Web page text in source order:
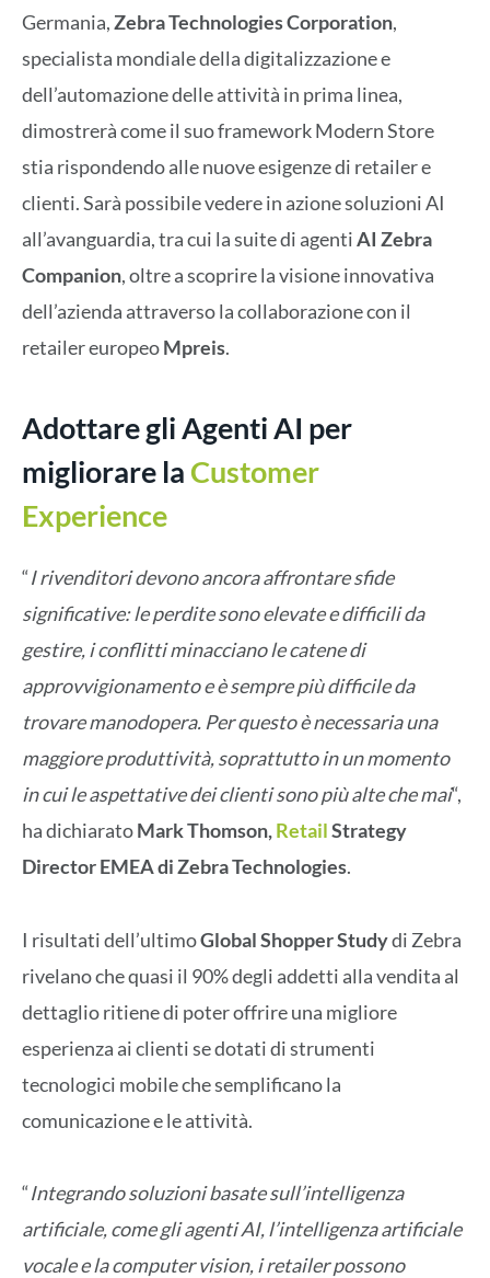
Germania,Zebra Technologies Corporation,
specialista mondiale della digitalizzazione e
dell’automazione delle attività in prima linea,
dimostrerà come il suo framework Modern Store
stia rispondendo alle nuove esigenze di retailer e
clienti. Sarà possibile vedere in azione soluzioni AI
all’avanguardia, tra cui la suite di agentiAI Zebra
Companion, oltre a scoprire la visione innovativa
dell’azienda attraverso la collaborazione con il
retailer europeoMpreis.
Adottare gli Agenti AI per
migliorare laCustomer
Experience
“I rivenditori devono ancora affrontare sfide
significative: le perdite sono elevate e difficili da
gestire, i conflitti minacciano le catene di
approvvigionamento e è sempre più difficile da
trovare manodopera. Per questo è necessaria una
maggiore produttività, soprattutto in un momento
in cui le aspettative dei clienti sono più alte che mai“,
ha dichiaratoMark Thomson,RetailStrategy
Director EMEA di Zebra Technologies.
I risultati dell’ultimoGlobal Shopper Studydi Zebra
rivelano che quasi il 90% degli addetti alla vendita al
dettaglio ritiene di poter offrire una migliore
esperienza ai clienti se dotati di strumenti
tecnologici mobile che semplificano la
comunicazione e le attività.
“Integrando soluzioni basate sull’intelligenza
artificiale, come gli agenti AI, l’intelligenza artificiale
vocale e la computer vision, i retailer possono